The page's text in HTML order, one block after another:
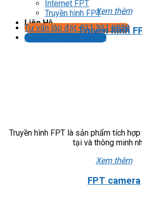
Internet FPT
Truyền hình FPT
Liên Hệ
Tư vấn lắp đặt: 033 231 8888
ĐĂNG KÝ TRỰC TUYẾN
Xem thêm
Truyền hình
Truyền hình FPT là sản phẩm tích
tại và thông minh
Xem thêm
FPT camera